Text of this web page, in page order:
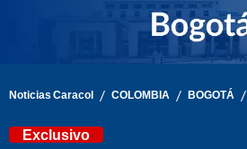
Noticias Caracol / COLOMBIA / BOGOTÁ /
Exclusivo